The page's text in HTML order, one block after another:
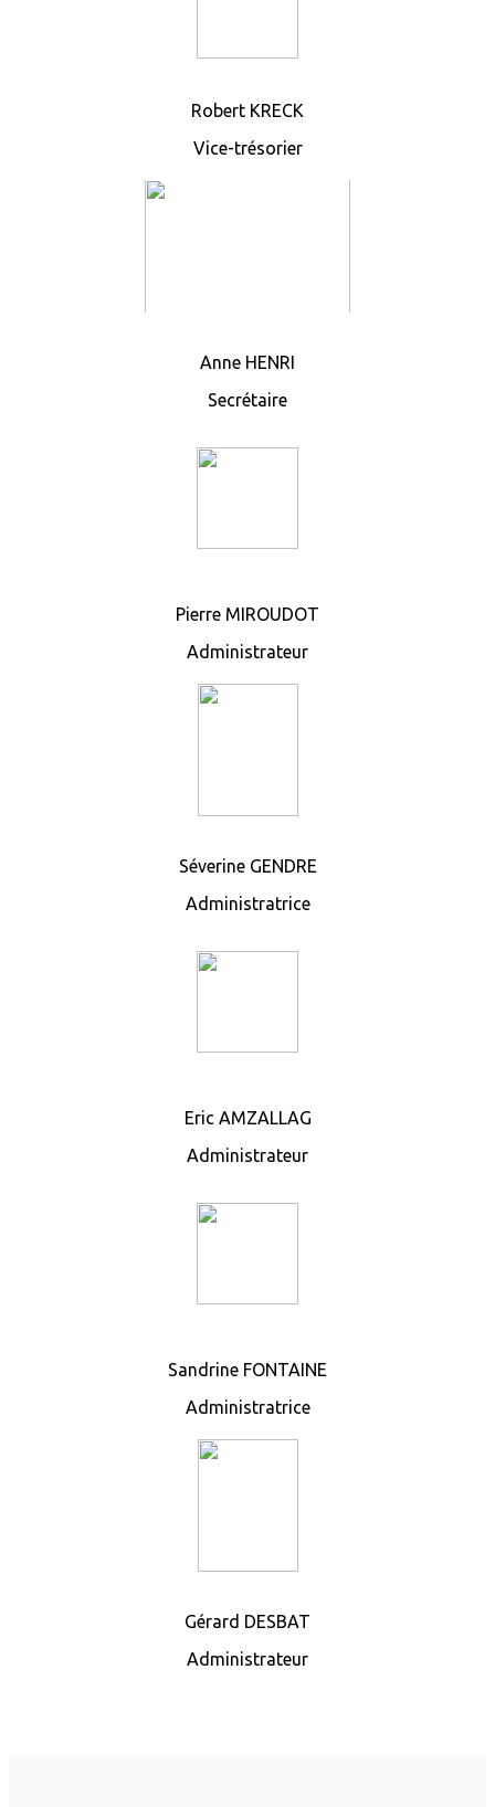
Robert KRECK
Vice-trésorier
Anne HENRI
Secrétaire
Pierre MIROUDOT
Administrateur
Séverine GENDRE
Administratrice
Eric AMZALLAG
Administrateur
Sandrine FONTAINE
Administratrice
Gérard DESBAT
Administrateur